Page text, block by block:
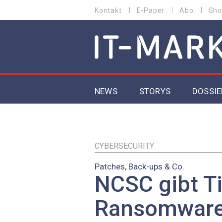
zum
MENU
Kontakt E-Paper Abo
MAIN NAVIGATION
NEWS STORYS
EU-
CYBERSECURITY
Patches, Back-ups & Co.
NCSC gibt